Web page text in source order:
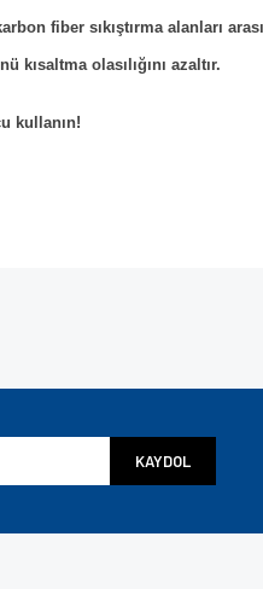
fiber sıkıştırma alanları
kısaltma olasılığını azaltır.
kullanın!
KAYDOL